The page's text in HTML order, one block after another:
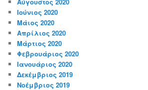
Ιούνιος 2020
Μάιος 2020
Απρίλιος 2020
Μάρτιος 2020
Φεβρουάριος 2020
Ιανουάριος 2020
Δεκέμβριος 2019
Νοέμβριος 2019